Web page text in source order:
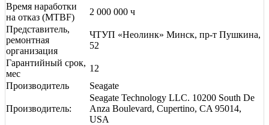
Время наработки
на отказ (МТBF)
2 000 000 ч
Представитель,
ремонтная
организация
ЧТУП «Неолинк» Минск, пр-т Пушкина,
52
Гарантийный срок,
мес
12
Производитель
Seagate
Производитель:
Seagate Technology LLC. 10200 South De
Anza Boulevard, Cupertino, CA 95014,
USA